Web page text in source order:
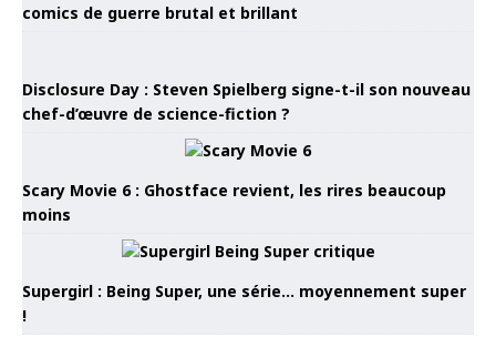
comics de guerre brutal et brillant
Disclosure Day : Steven Spielberg signe-t-il son nouveau
chef-d’œuvre de science-fiction ?
Scary Movie 6 : Ghostface revient, les rires beaucoup
moins
Supergirl : Being Super, une série… moyennement super
!